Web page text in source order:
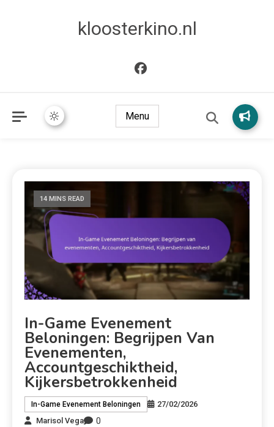
kloosterkino.nl
Menu
14 MINS READ
In-Game Evenement
Beloningen: Begrijpen Van
Evenementen,
Accountgeschiktheid,
Kijkersbetrokkenheid
In-Game Evenement Beloningen
27/02/2026
Marisol Vega
0